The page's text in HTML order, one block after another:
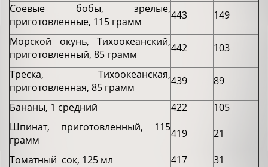
Соевые бобы, зрелые,
приготовленные, 115 грамм
443
149
Морской окунь, Тихоокеанский,
приготовленный, 85 грамм
442
103
Треска, Тихоокеанская,
приготовленная, 85 грамм
439
89
Бананы, 1 средний
422
105
Шпинат, приготовленный, 115
грамм
419
21
Томатный сок, 125 мл
417
31